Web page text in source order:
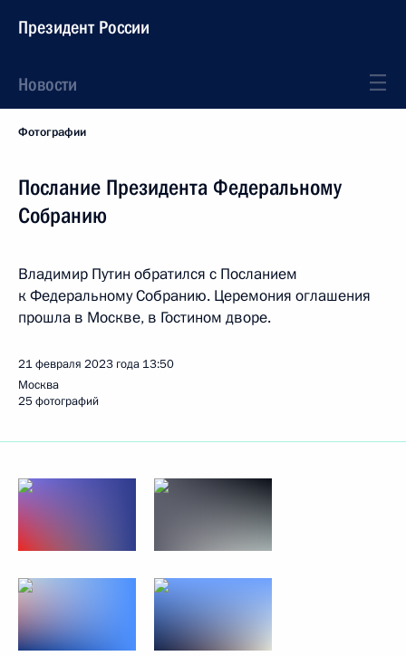
Президент России
Новости
Фотографии
Послание Президента Федеральному
Собранию
Владимир Путин обратился с Посланием
к Федеральному Собранию. Церемония оглашения
прошла в Москве, в Гостином дворе.
21 февраля 2023 года 13:50
Москва
25 фотографий